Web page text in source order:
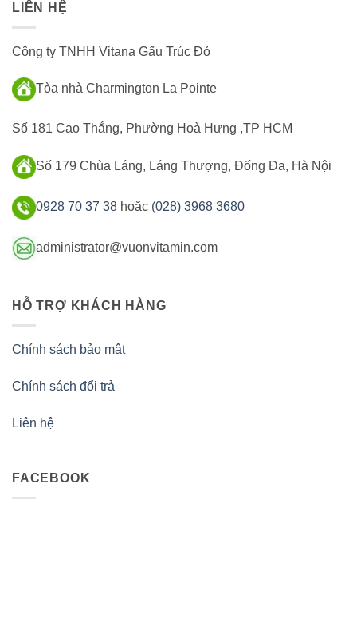
LIÊN HỆ
Công ty TNHH Vitana Gấu Trúc Đỏ
Tòa nhà Charmington La Pointe
Số 181 Cao Thắng, Phường Hoà Hưng ,TP HCM
Số 179 Chùa Láng, Láng Thượng, Đống Đa, Hà Nội
0928 70 37 38 hoặc (028) 3968 3680
administrator@vuonvitamin.com
HỖ TRỢ KHÁCH HÀNG
Chính sách bảo mật
Chính sách đổi trả
Liên hệ
FACEBOOK